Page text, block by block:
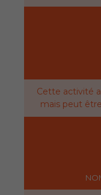
Cette activité
mais peut